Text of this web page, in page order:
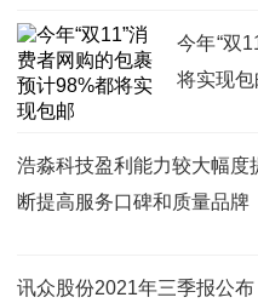
今年“双
将实现包
浩淼科技盈利能力较大幅度
断提高服务口碑和质量品牌
讯众股份2021年三季报公